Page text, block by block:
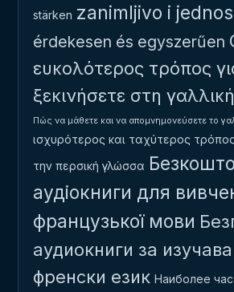
stärken zanimljivo i
érdekesen és egyszerűen
ευκολότερος τρόπος
ξεκινήσετε στη
Πώς να μάθετε και να απομνημονεύσετε το
ισχυρότερος και ταχύτερος
την περσική γλώσσα
аудіокниги для
французької мови
аудиокниги за
френски език Наиболее